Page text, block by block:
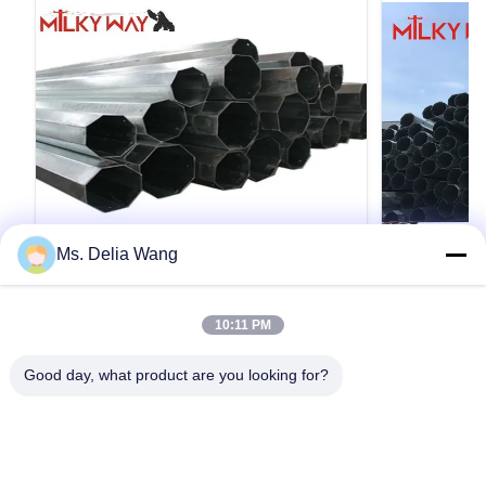
과 함께 가연 전기 기둥
Pole With Three sections Galvanized
Ms. Delia Wang
10:11 PM
Good day, what product are you looking for?